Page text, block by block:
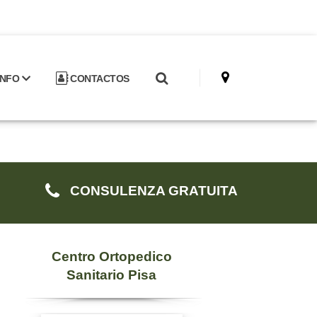
CONTACTOS
CONSULENZA GRATUITA
Centro Ortopedico
Sanitario Pisa